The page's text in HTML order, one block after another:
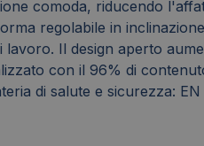
comoda, riducendo
regolabile in
lavoro. Il design aperto
con il 96% di
di salute e sicurezza: